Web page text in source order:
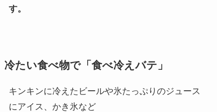
す。
冷たい食べ物で「食べ冷えバテ」
キンキンに冷えたビールや氷たっぷりのジュース
にアイス、かき氷など